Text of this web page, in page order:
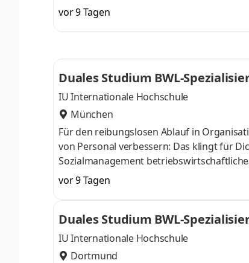
April oder im Oktober starten – direkt am
Du bei einem Unternehmen in Deiner
Aufnahmeprüfung startenDu absolvierst
vor 9 Tagen
Duales Studium BWL-
IU Internationale Hochschule
München
Für den reibungslosen Ablauf in
von Personal verbessern: Das klingt für
Sozialmanagement
April oder im Oktober starten – direkt am
Du bei einem Unternehmen in Deiner
Aufnahmeprüfung startenDu absolvierst
Studienberatung, Study Guides und
vor 9 Tagen
Duales Studium BWL-
IU Internationale Hochschule
Dortmund